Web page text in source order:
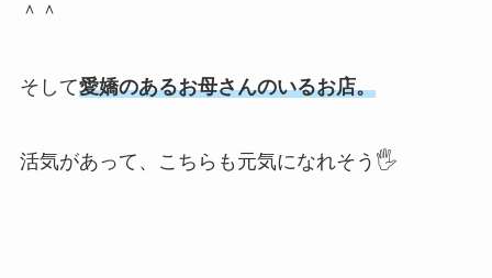
＾＾
そして愛嬌のあるお母さんのいるお店。
活気があって、こちらも元気になれそう🖐